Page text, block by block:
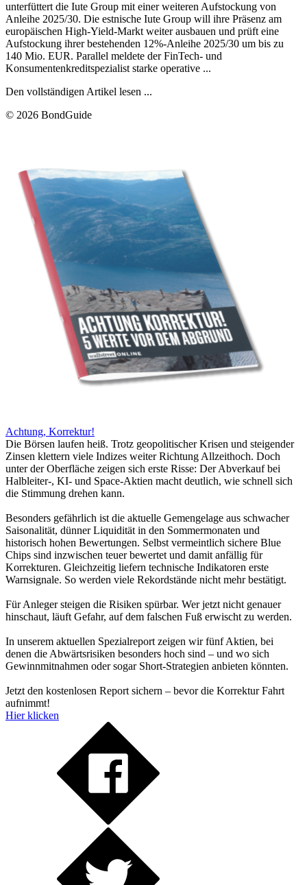
unterfüttert die Iute Group mit einer weiteren Aufstockung von
Anleihe 2025/30. Die estnische Iute Group will ihre Präsenz am
europäischen High-Yield-Markt weiter ausbauen und prüft eine
Aufstockung ihrer bestehenden 12%-Anleihe 2025/30 um bis zu
140 Mio. EUR. Parallel meldete der FinTech- und
Konsumentenkreditspezialist starke operative ...
Den vollständigen Artikel lesen ...
© 2026 BondGuide
Achtung, Korrektur!
Die Börsen laufen heiß. Trotz geopolitischer Krisen und steigender
Zinsen klettern viele Indizes weiter Richtung Allzeithoch. Doch
unter der Oberfläche zeigen sich erste Risse: Der Abverkauf bei
Halbleiter-, KI- und Space-Aktien macht deutlich, wie schnell sich
die Stimmung drehen kann.
Besonders gefährlich ist die aktuelle Gemengelage aus schwacher
Saisonalität, dünner Liquidität in den Sommermonaten und
historisch hohen Bewertungen. Selbst vermeintlich sichere Blue
Chips sind inzwischen teuer bewertet und damit anfällig für
Korrekturen. Gleichzeitig liefern technische Indikatoren erste
Warnsignale. So werden viele Rekordstände nicht mehr bestätigt.
Für Anleger steigen die Risiken spürbar. Wer jetzt nicht genauer
hinschaut, läuft Gefahr, auf dem falschen Fuß erwischt zu werden.
In unserem aktuellen Spezialreport zeigen wir fünf Aktien, bei
denen die Abwärtsrisiken besonders hoch sind – und wo sich
Gewinnmitnahmen oder sogar Short-Strategien anbieten könnten.
Jetzt den kostenlosen Report sichern – bevor die Korrektur Fahrt
aufnimmt!
Hier klicken